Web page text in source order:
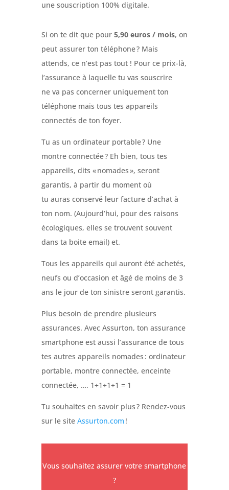
une souscription 100% digitale.
Si on te dit que pour 5,90 euros / mois, on
peut assurer ton téléphone? Mais
attends, ce n’est pas tout ! Pour ce prix-là,
l’assurance à laquelle tu vas souscrire
ne va pas concerner uniquement ton
téléphone mais tous tes appareils
connectés de ton foyer.
Tu as un ordinateur portable ? Une
montre connectée ? Eh bien, tous tes
appareils, dits « nomades », seront
garantis, à partir du moment où
tu auras conservé leur facture d’achat à
ton nom. (Aujourd’hui, pour des raisons
écologiques, elles se trouvent souvent
dans ta boite email) et.
Tous les appareils qui auront été achetés,
neufs ou d’occasion et âgé de moins de 3
ans le jour de ton sinistre seront garantis.
Plus besoin de prendre plusieurs
assurances. Avec Assurton, ton assurance
smartphone est aussi l’assurance de tous
tes autres appareils nomades : ordinateur
portable, montre connectée, enceinte
connectée, …. 1+1+1+1 = 1
Tu souhaites en savoir plus ? Rendez-vous
sur le site Assurton.com !
Vous souhaitez assurer votre smartphone
?